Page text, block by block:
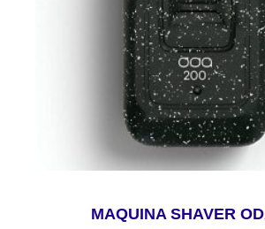
MAQUINA SHAVER